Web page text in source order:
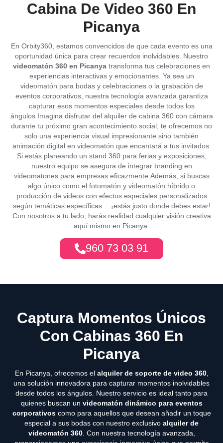
Cabina De Video 360 En
Picanya
En Orbity360, estamos convencidos de que cada evento es una
oportunidad única para crear recuerdos inolvidables. Nuestro
videomatón 360 en Picanya transforma tus celebraciones en
experiencias interactivas y emocionantes. Ya sea un
videomatón para bodas y celebraciones o la grabación de
eventos corporativos, nuestra tecnología avanzada garantiza
capturar esos momentos especiales desde todos los
ángulos.Imagina disfrutar del alquiler de cabina 360 con cámara
durante tu próximo gran acontecimiento social; te ofrecemos no
solo una experiencia visual impresionante sino también
animación digital en videomatón que encantará a tus invitados.
Si estás planeando un stand 360 para ferias y exposiciones,
nuestro equipo se asegura de integrar branding en
videomatones para empresas eficazmente.Además, si buscas
algo único como el fotomatón y videomatón híbrido o
producción de videos con efectos especiales personalizados
según temáticas específicas… ¡estás justo donde debes estar!
Con nosotros a tu lado, harás realidad cualquier visión creativa
aquí mismo en Picanya.
960 73 03 91
Captura Momentos Únicos
Con Cabinas 360 En
Picanya
En Picanya, ofrecemos el alquiler de soporte de video 360,
una solución innovadora para capturar momentos inolvidables
desde todos los ángulos. Nuestro servicio es ideal tanto para
quienes buscan un videomatón dinámico para eventos
corporativoscomo para aquellos que desean añadir un toque
especial a sus bodas con nuestro exclusivo alquiler de
videomatón 360. Con nuestra tecnología avanzada,